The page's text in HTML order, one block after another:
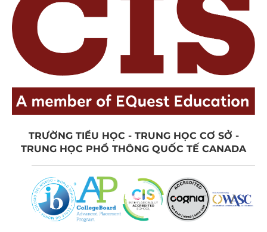
TRƯỜNG TIỂU HỌC - TRUNG HỌC CƠ SỞ -
TRUNG HỌC PHỔ THÔNG QUỐC TẾ CANADA